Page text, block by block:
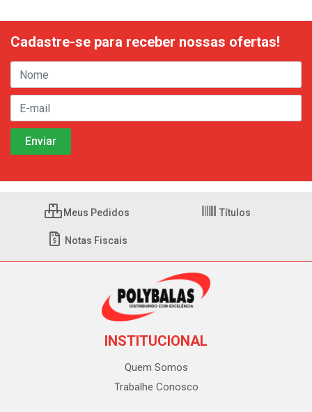
Cadastre-se para receber nossas ofertas!
Meus Pedidos Títulos
Notas Fiscais
INSTITUCIONAL
Quem Somos
Trabalhe Conosco